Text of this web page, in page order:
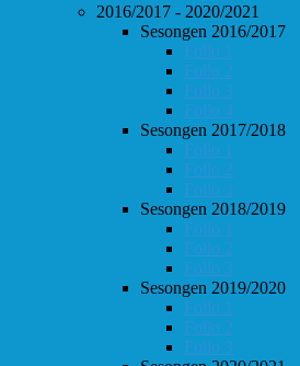
2016/2017 - 2020/2021
Sesongen 2016/2017
Follo 1
Follo 2
Follo 3
Follo 4
Sesongen 2017/2018
Follo 1
Follo 2
Follo 3
Sesongen 2018/2019
Follo 1
Follo 2
Follo 3
Sesongen 2019/2020
Follo 1
Follo 2
Follo 3